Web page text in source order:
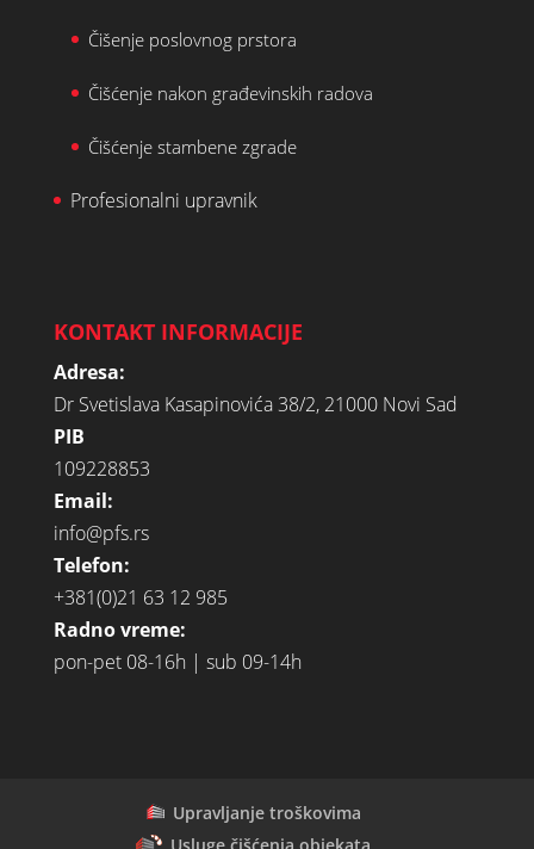
Čišenje poslovnog prstora
Čišćenje nakon građevinskih radova
Čišćenje stambene zgrade
Profesionalni upravnik
KONTAKT INFORMACIJE
Adresa:
Dr Svetislava Kasapinovića 38/2, 21000 Novi Sad
PIB
109228853
Email:
info@pfs.rs
Telefon:
+381(0)21 63 12 985
Radno vreme:
pon-pet 08-16h | sub 09-14h
Upravljanje troškovima